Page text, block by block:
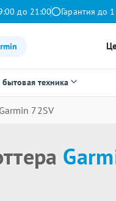
до 21:00 Гарантия до
техника
72SV